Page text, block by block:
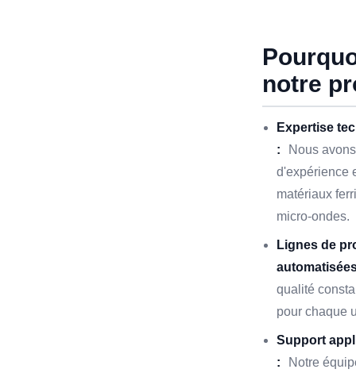
notre
Expertise
:
Nous
d'expérience
matériaux
micro-ondes.
Lignes de
qualité
pour chaque
Support
:
Notre